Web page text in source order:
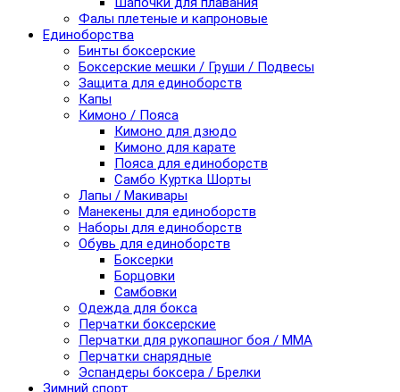
Фалы плетеные и капроновые
Единоборства
Бинты боксерские
Боксерские мешки / Груши / Подвесы
Защита для единоборств
Капы
Кимоно / Пояса
Кимоно для дзюдо
Кимоно для карате
Пояса для единоборств
Самбо Куртка Шорты
Лапы / Макивары
Манекены для единоборств
Наборы для единоборств
Обувь для единоборств
Боксерки
Борцовки
Самбовки
Одежда для бокса
Перчатки боксерские
Перчатки для рукопашног боя / ММА
Перчатки снарядные
Эспандеры боксера / Брелки
Зимний спорт